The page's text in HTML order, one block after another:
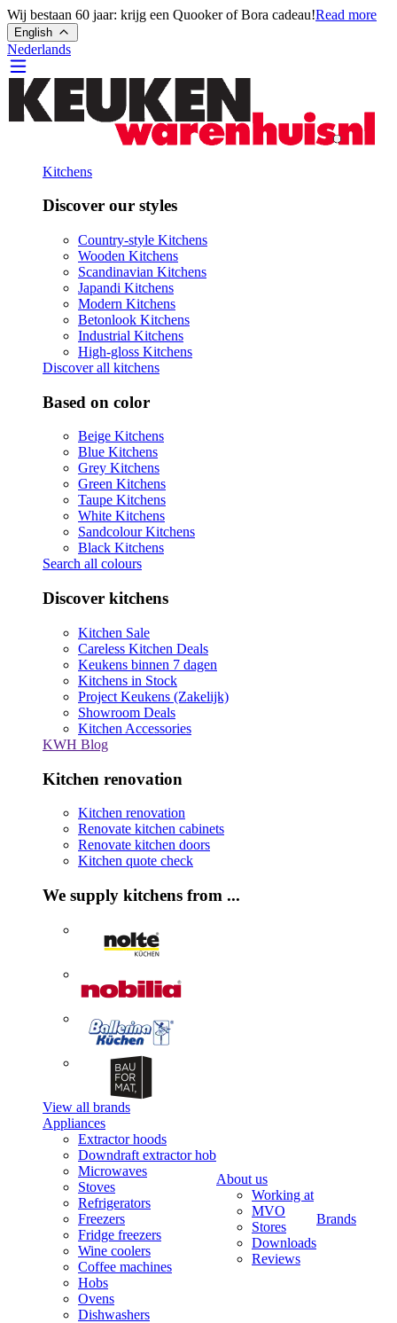
Wij bestaan 60 jaar: krijg een Quooker of Bora cadeau!Read more
English
Nederlands
Kitchens
Discover our styles
Country-style Kitchens
Wooden Kitchens
Scandinavian Kitchens
Japandi Kitchens
Modern Kitchens
Betonlook Kitchens
Industrial Kitchens
High-gloss Kitchens
Discover all kitchens
Based on color
Beige Kitchens
Blue Kitchens
Grey Kitchens
Green Kitchens
Taupe Kitchens
White Kitchens
Sandcolour Kitchens
Black Kitchens
Search all colours
Discover kitchens
Kitchen Sale
Careless Kitchen Deals
Keukens binnen 7 dagen
Kitchens in Stock
Project Keukens (Zakelijk)
Showroom Deals
Kitchen Accessories
KWH Blog
Kitchen renovation
Kitchen renovation
Renovate kitchen cabinets
Renovate kitchen doors
Kitchen quote check
We supply kitchens from ...
View all brands
Appliances
Extractor hoods
Downdraft extractor hob
Microwaves
Stoves
Refrigerators
Freezers
Fridge freezers
Wine coolers
Coffee machines
Hobs
Ovens
Dishwashers
About us
Working at
MVO
Stores
Downloads
Reviews
Brands